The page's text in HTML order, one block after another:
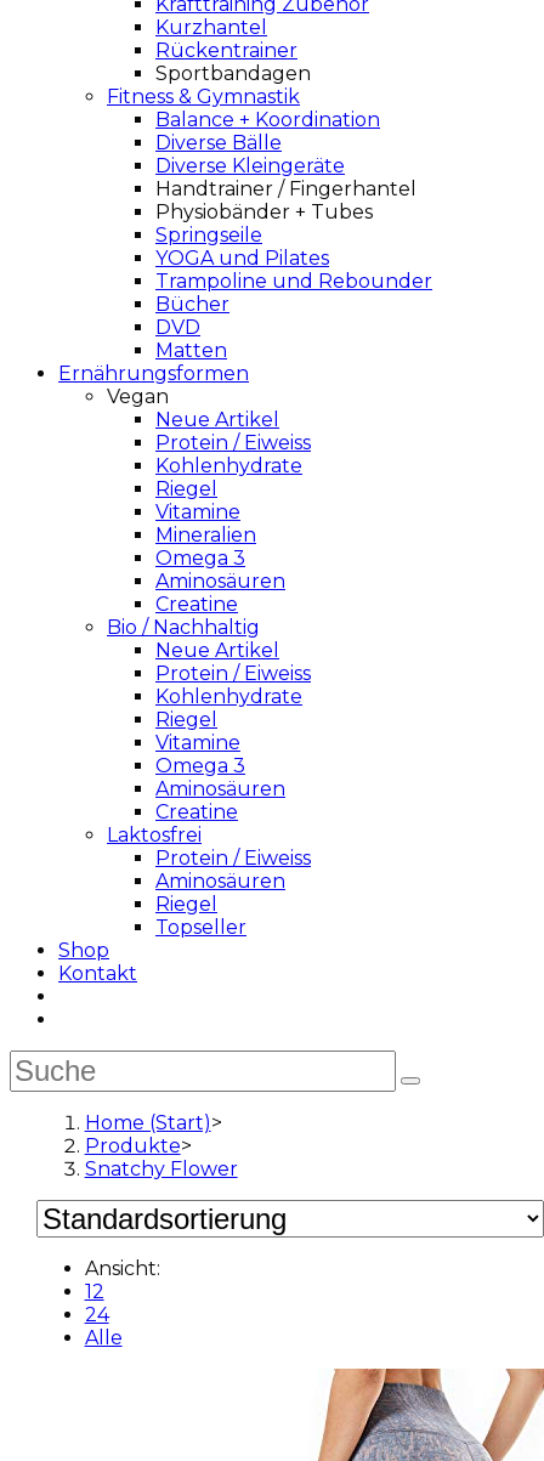
Kurzhantel
Rückentrainer
Sportbandagen
Fitness & Gymnastik
Balance + Koordination
Diverse Bälle
Diverse Kleingeräte
Handtrainer / Fingerhantel
Physiobänder + Tubes
Springseile
YOGA und Pilates
Trampoline und Rebounder
Bücher
DVD
Matten
Ernährungsformen
Vegan
Neue Artikel
Protein / Eiweiss
Kohlenhydrate
Riegel
Vitamine
Mineralien
Omega 3
Aminosäuren
Creatine
Bio / Nachhaltig
Neue Artikel
Protein / Eiweiss
Kohlenhydrate
Riegel
Vitamine
Omega 3
Aminosäuren
Creatine
Laktosfrei
Protein / Eiweiss
Aminosäuren
Riegel
Topseller
Shop
Kontakt
Home (Start)>
Produkte>
Snatchy Flower
Ansicht:
12
24
Alle